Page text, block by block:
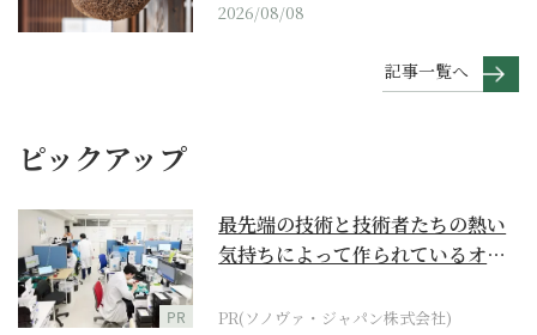
2026/08/08
記事一覧へ
ピックアップ
PR
最先端の技術と技術者たちの熱い
気持ちによって作られているオー
PR(ソノヴァ・ジャパン株式会社)